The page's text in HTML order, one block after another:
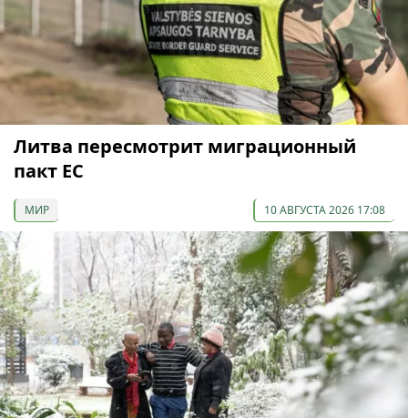
Литва пересмотрит миграционный
пакт ЕС
МИР 10 АВГУСТА 2026 17:08